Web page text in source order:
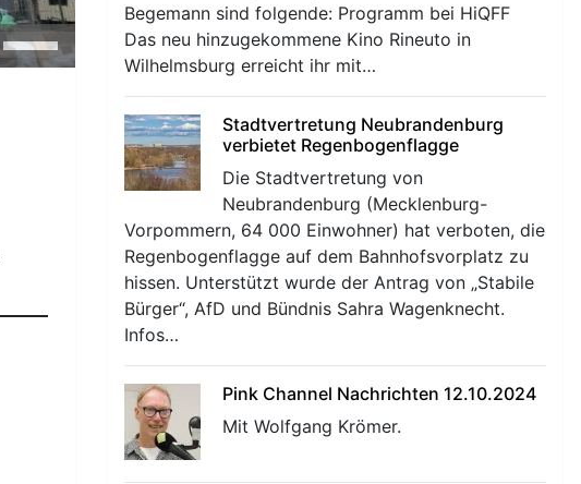
Pfeiltasten
Hoch/Runter
Begemann sind folgende: Programm bei HiQFF
Das neu hinzugekommene Kino Rineuto in
Wilhelmsburg erreicht ihr mit…
Stadtvertretung Neubrandenburg
verbietet Regenbogenflagge
Die Stadtvertretung von
Neubrandenburg (Mecklenburg-
Vorpommern, 64 000 Einwohner) hat verboten, die
Regenbogenflagge auf dem Bahnhofsvorplatz zu
hissen. Unterstützt wurde der Antrag von „Stabile
Bürger“, AfD und Bündnis Sahra Wagenknecht.
Infos…
Pink Channel Nachrichten 12.10.2024
Mit Wolfgang Krömer.